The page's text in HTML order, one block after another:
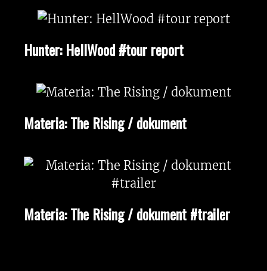
Hunter: HellWood #tour report
Materia: The Rising / dokument
Materia: The Rising / dokument #trailer